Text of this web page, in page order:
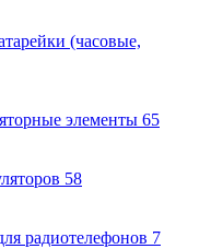
(часовые,
элементы 65
58
радиотелефонов 7